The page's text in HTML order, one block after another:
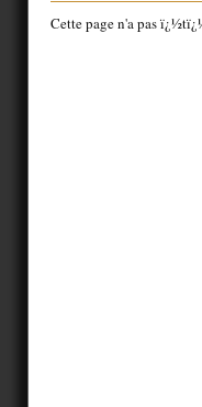
Cette page n'a pas